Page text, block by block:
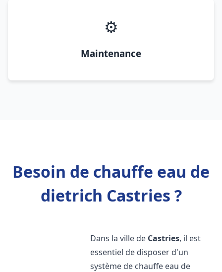
⚙️
Maintenance
Besoin de chauffe eau de
dietrich Castries ?
Dans la ville de Castries, il est
essentiel de disposer d'un
système de chauffe eau de